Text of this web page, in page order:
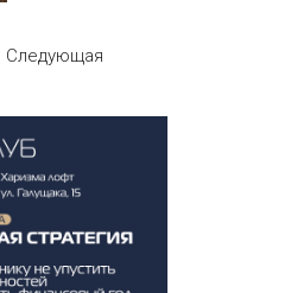
Следующая